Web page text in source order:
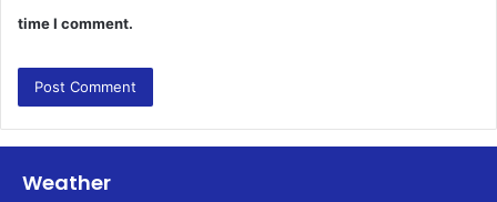
time I comment.
Weather